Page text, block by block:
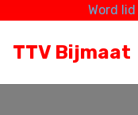
Word lid
TTV Bijmaat